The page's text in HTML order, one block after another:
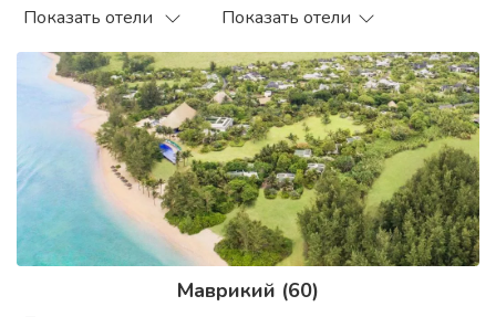
Показать отели Показать отели
Маврикий (60)